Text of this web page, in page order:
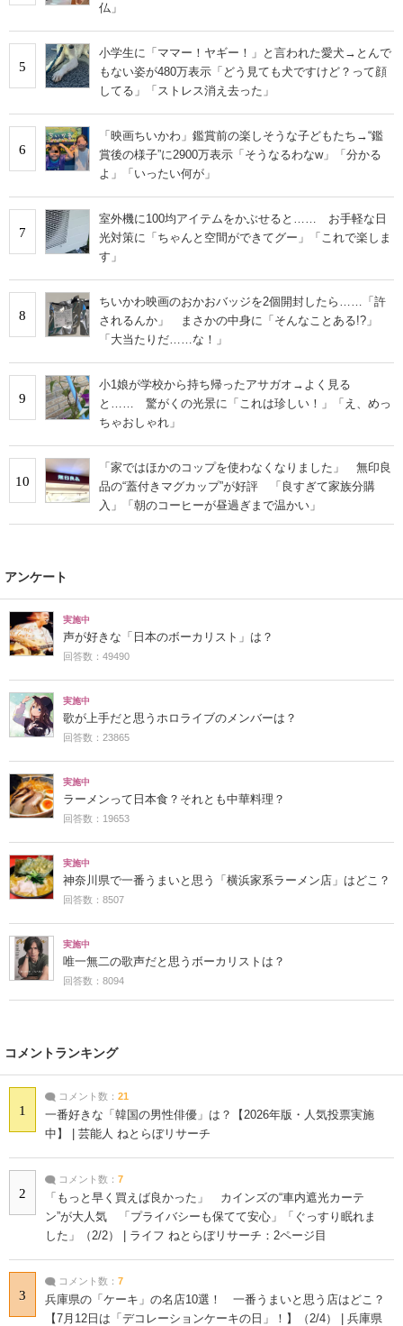
仏」
5
小学生に「ママー！ヤギー！」と言われた愛犬→とんで
もない姿が480万表示「どう見ても犬ですけど？って顔
してる」「ストレス消え去った」
6
「映画ちいかわ」鑑賞前の楽しそうな子どもたち→“鑑
賞後の様子”に2900万表示「そうなるわなw」「分かる
よ」「いったい何が」
7
室外機に100均アイテムをかぶせると…… お手軽な日
光対策に「ちゃんと空間ができてグー」「これで楽しま
す」
8
ちいかわ映画のおかおバッジを2個開封したら……「許
されるんか」 まさかの中身に「そんなことある!?」
「大当たりだ……な！」
9
小1娘が学校から持ち帰ったアサガオ→よく見る
と…… 驚がくの光景に「これは珍しい！」「え、めっ
ちゃおしゃれ」
10
「家ではほかのコップを使わなくなりました」 無印良
品の“蓋付きマグカップ”が好評 「良すぎて家族分購
入」「朝のコーヒーが昼過ぎまで温かい」
アンケート
実施中
声が好きな「日本のボーカリスト」は？
回答数：49490
実施中
歌が上手だと思うホロライブのメンバーは？
回答数：23865
実施中
ラーメンって日本食？それとも中華料理？
回答数：19653
実施中
神奈川県で一番うまいと思う「横浜家系ラーメン店」はどこ？
回答数：8507
実施中
唯一無二の歌声だと思うボーカリストは？
回答数：8094
コメントランキング
1
コメント数： 21
一番好きな「韓国の男性俳優」は？【2026年版・人気投票実施
中】 | 芸能人 ねとらぼリサーチ
2
コメント数： 7
「もっと早く買えば良かった」 カインズの“車内遮光カーテ
ン”が大人気 「プライバシーも保てて安心」「ぐっすり眠れま
した」（2/2） | ライフ ねとらぼリサーチ：2ページ目
3
コメント数： 7
兵庫県の「ケーキ」の名店10選！ 一番うまいと思う店はどこ？
【7月12日は「デコレーションケーキの日」！】（2/4） | 兵庫県